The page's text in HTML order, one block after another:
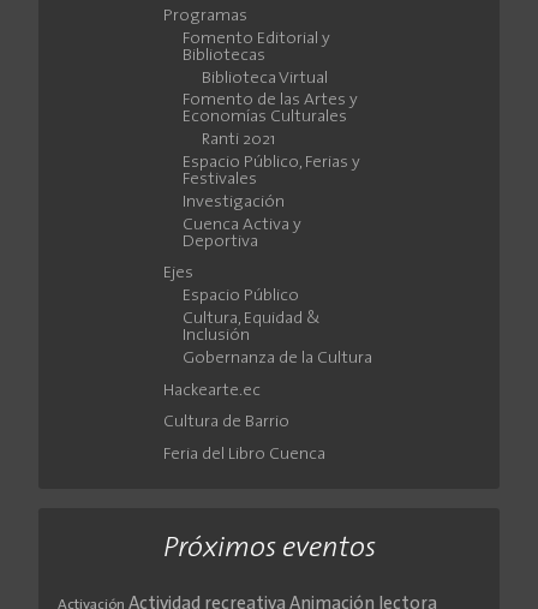
Programas
Fomento Editorial y
Bibliotecas
Biblioteca Virtual
Fomento de las Artes y
Economías Culturales
Ranti 2021
Espacio Público, Ferias y
Festivales
Investigación
Cuenca Activa y
Deportiva
Ejes
Espacio Público
Cultura, Equidad &
Inclusión
Gobernanza de la Cultura
Hackearte.ec
Cultura de Barrio
Feria del Libro Cuenca
Próximos eventos
Activación Actividad recreativa Animación lectora